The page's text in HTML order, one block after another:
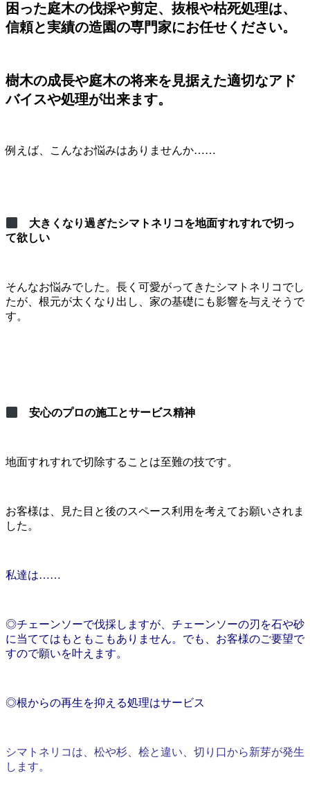
困った庭木の伐採や剪定、抜根や枯死処理は、
信頼と実績の造園の専門家にお任せください。
樹木の成長や庭木の将来を見据えた適切なアド
バイスや処理が出来ます。
例えば、こんなお悩みはありませんか……
大きくなり過ぎたシマトネリコを地面すれすれで切っ
て欲しい
そんなお悩みでした。長く可愛がってきたシマトネリコでし
たが、根元が太くなり出し、家の基礎にも影響を与えそうで
す。
安心のプロの施工とサービス精神
地面すれすれで切除することは至難の技です。
お客様は、見た目と後のスペース利用を考えてお願いされま
した。
私達は……
◎チェーンソーで伐採しますが、チェーンソーの刃を石や砂
に当ててはもともこもありません。でも、お客様のご要望で
すので願いを叶えます。
◎根からの再生を抑える処理はサービス
シマトネリコは、松や杉、桧と違い、切り口から新芽が発生
します。